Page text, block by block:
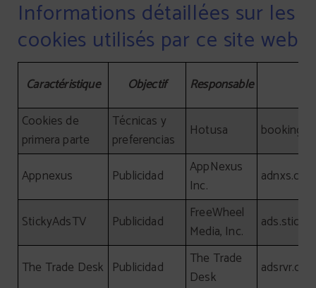
Informations détaillées sur les
cookies utilisés par ce site web
Caractéristique Objectif Responsable
Cookies de
primera parte
Técnicas y
preferencias
Hotusa booking-
Appnexus Publicidad
AppNexus
Inc.
adnxs.com
StickyAdsTV Publicidad
FreeWheel
Media, Inc.
The Trade Desk Publicidad
The Trade
Desk
adsrvr.org